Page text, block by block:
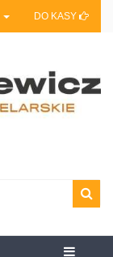
DO KASY
Centrum